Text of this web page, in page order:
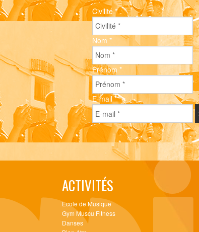
Civilité*
Nom *
Prénom *
E-mail*
ACTIVITÉS
Ecole de Musique
Gym Muscu Fitness
Danses